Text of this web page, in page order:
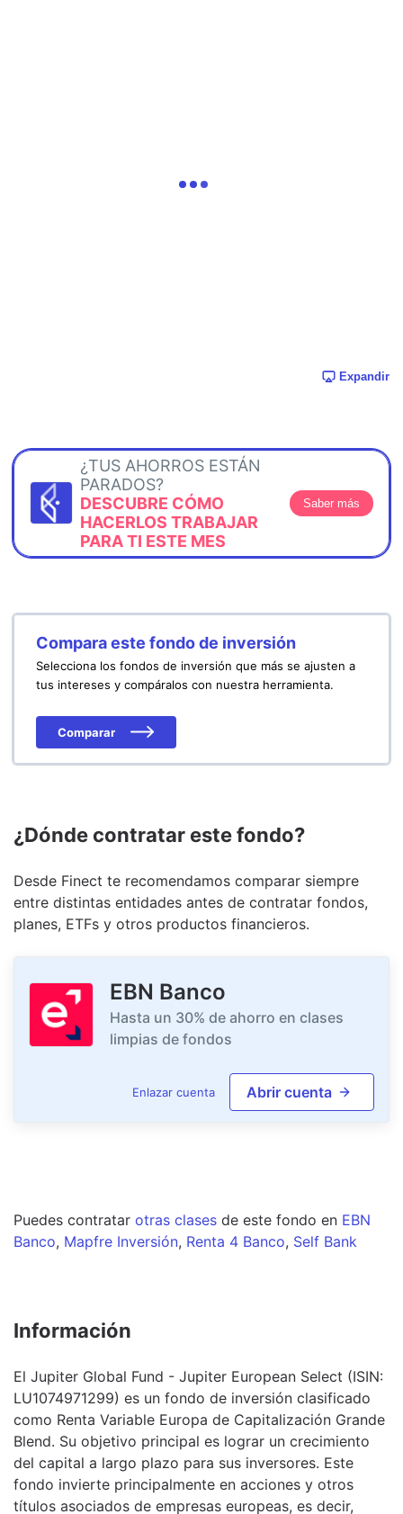
Expandir
¿TUS AHORROS ESTÁN
PARADOS?
DESCUBRE CÓMO
HACERLOS TRABAJAR
PARA TI ESTE MES
Saber más
Compara este fondo de inversión
Selecciona los fondos de inversión que más se ajusten a
tus intereses y compáralos con nuestra herramienta.
Comparar
¿Dónde contratar este fondo?
Desde Finect te recomendamos comparar siempre
entre distintas entidades antes de contratar fondos,
planes, ETFs y otros productos financieros.
EBN Banco
Hasta un 30% de ahorro en clases
limpias de fondos
Enlazar cuenta Abrir cuenta
Puedes contratar otras clases de este fondo en EBN
Banco, Mapfre Inversión, Renta 4 Banco, Self Bank
Información
El Jupiter Global Fund - Jupiter European Select (ISIN:
LU1074971299) es un fondo de inversión clasificado
como Renta Variable Europa de Capitalización Grande
Blend. Su objetivo principal es lograr un crecimiento
del capital a largo plazo para sus inversores. Este
fondo invierte principalmente en acciones y otros
títulos asociados de empresas europeas, es decir,